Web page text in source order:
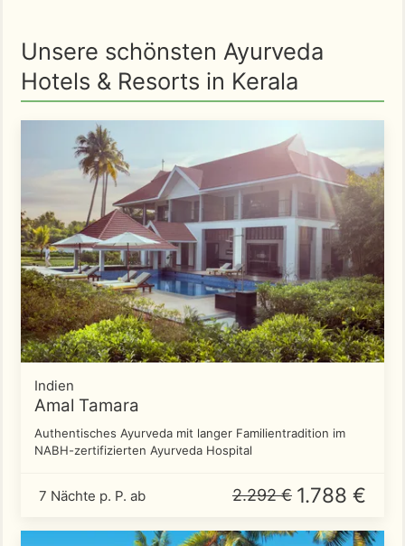
Unsere schönsten Ayurveda
Hotels & Resorts in Kerala
Indien
Amal Tamara
Authentisches Ayurveda mit langer Familientradition im
NABH-zertifizierten Ayurveda Hospital
7 Nächte p. P. ab 2.292 € 1.788 €